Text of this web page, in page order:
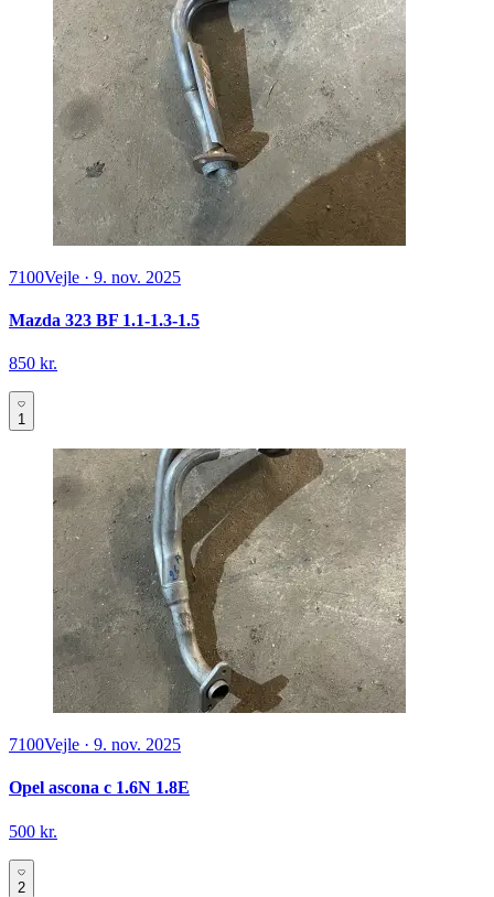
7100Vejle · 9. nov. 2025
Mazda 323 BF 1.1-1.3-1.5
850 kr.
1
7100Vejle · 9. nov. 2025
Opel ascona c 1.6N 1.8E
500 kr.
2